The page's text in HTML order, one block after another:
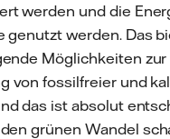
werden und die
genutzt werden. Das
Möglichkeiten
von fossilfreier und
das ist absolut
grünen Wandel